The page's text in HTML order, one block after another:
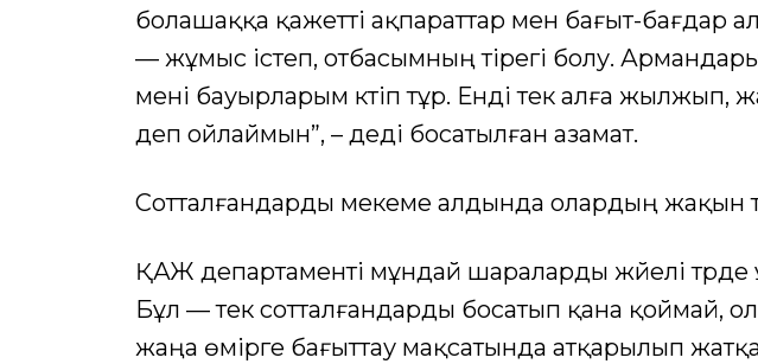
болашаққа қажетті ақпараттар мен бағыт-бағдар
— жұмыс істеп, отбасымның тірегі болу.
мені бауырларым күтіп тұр. Енді тек алға жылжып,
деп ойлаймын”, – деді босатылған азамат.
Сотталғандарды мекеме алдында олардың жақын
ҚАЖ департаменті мұндай шараларды жүйелі
Бұл — тек сотталғандарды босатып қана қоймай,
жаңа өмірге бағыттау мақсатында атқарылып